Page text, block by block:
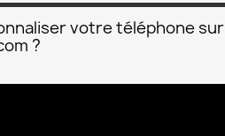
votre téléphone sur
?